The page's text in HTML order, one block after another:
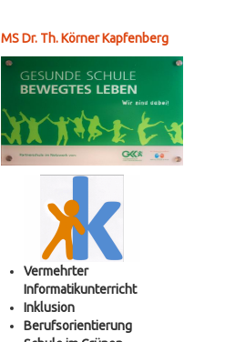
Abschlussfeier
Erste-Hilfe-Kurs der vierten
Wienwoche der vierten Klassen
Brandschutzübung der vierten
Klassen
Straße der Maße
Berufsorientierung
Ausflug der vierten Klassen in
die KZ Gedenkstätte Mauthausen
Karrieretag
Crossfit 2c
Lesung mit Colin Hadler
Girls´ Day der vierten Klassen
Stocksport 3ab
MS Dr. Th. Körner Kapfenberg
Vermehrter
Informatikunterricht
Inklusion
Berufsorientierung